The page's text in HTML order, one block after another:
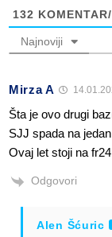
132
Najnoviji
Mirza A
Šta je ovo drugi
SJJ spada na
Ovaj let stoji na fr24
Odgovori
Alen Šćuric